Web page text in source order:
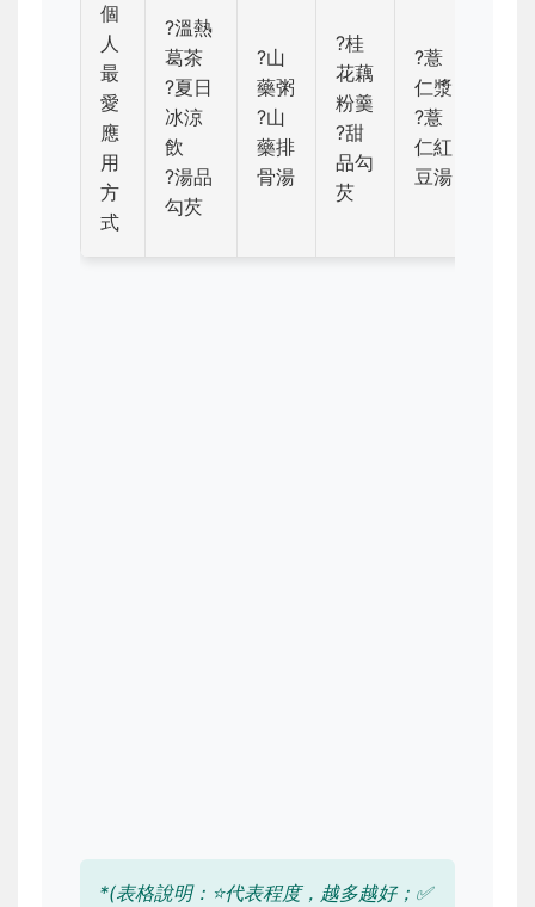
個
人
最
愛
應
用
方
式
?溫熱
葛茶
?夏日
冰涼
飲
?湯品
勾芡
?山
藥粥
?山
藥排
骨湯
?桂
花藕
粉羹
?甜
品勾
芡
?薏
仁漿
?薏
仁紅
豆湯
*(表格說明：⭐代表程度，越多越好；✅